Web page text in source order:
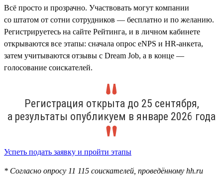
Всё просто и прозрачно. Участвовать могут компании
со штатом от сотни сотрудников — бесплатно и по желанию.
Регистрируетесь на сайте Рейтинга, и в личном кабинете
открываются все этапы: сначала опрос eNPS и HR-анкета,
затем учитываются отзывы с Dream Job, а в конце —
голосование соискателей.
Регистрация открыта до 25 сентября,
а результаты опубликуем в январе 2026 года
Успеть подать заявку и пройти этапы
* Согласно опросу 11 115 соискателей, проведённому hh.ru